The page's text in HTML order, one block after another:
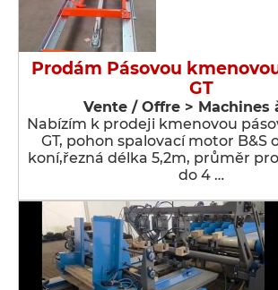
Prodám Pásovou
GT
Vente / Offre > Machines
Nabízím k prodeji kmenovou
GT, pohon spalovací motor B&S
koní,řezná délka 5,2m, průměr
do 4 …